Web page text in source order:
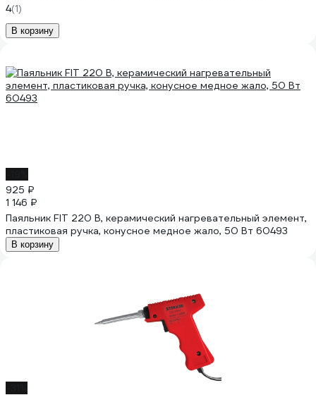
4(1)
В корзину
925 ₽
1 146 ₽
Паяльник FIT 220 В, керамический нагревательный элемент,
пластиковая ручка, конусное медное жало, 50 Вт 60493
В корзину